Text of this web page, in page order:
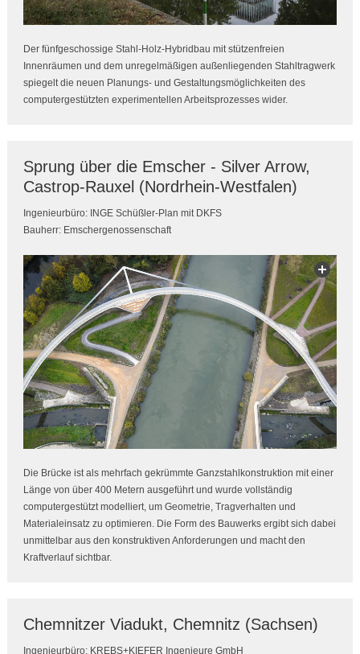
Der fünfgeschossige Stahl-Holz-Hybridbau mit stützenfreien
Innenräumen und dem unregelmäßigen außenliegenden Stahltragwerk
spiegelt die neuen Planungs- und Gestaltungsmöglichkeiten des
computergestützten experimentellen Arbeitsprozesses wider.
Sprung über die Emscher - Silver Arrow,
Castrop-Rauxel (Nordrhein-Westfalen)
Ingenieurbüro: INGE Schüßler-Plan mit DKFS
Bauherr: Emschergenossenschaft
Die Brücke ist als mehrfach gekrümmte Ganzstahlkonstruktion mit einer
Länge von über 400 Metern ausgeführt und wurde vollständig
computergestützt modelliert, um Geometrie, Tragverhalten und
Materialeinsatz zu optimieren. Die Form des Bauwerks ergibt sich dabei
unmittelbar aus den konstruktiven Anforderungen und macht den
Kraftverlauf sichtbar.
Chemnitzer Viadukt, Chemnitz (Sachsen)
Ingenieurbüro: KREBS+KIEFER Ingenieure GmbH